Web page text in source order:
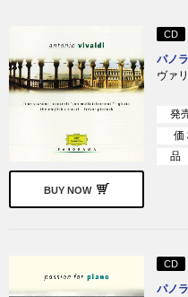
BUY NOW
CD
パノ
ヴァ
発
価
品
CD
パノ